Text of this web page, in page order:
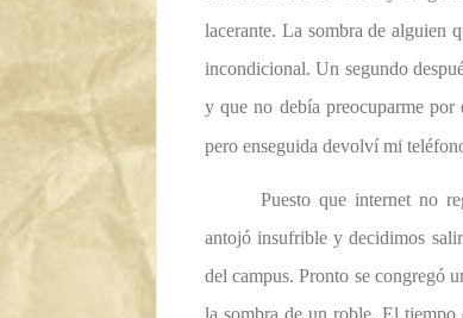
lacerante. La sombra de alguien
incondicional. Un segundo
y que no debía preocuparme
pero enseguida devolví mi
Puesto que internet no
antojó insufrible y decidimos
del campus. Pronto se congregó
la sombra de un roble. El tiempo